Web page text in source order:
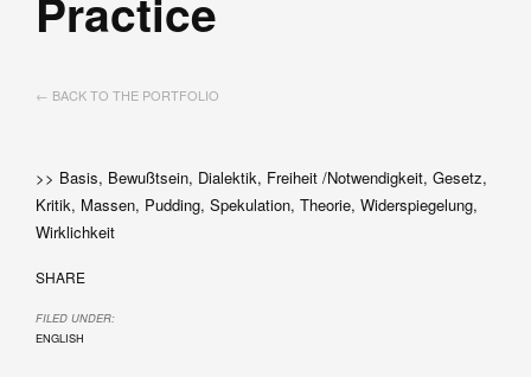
← BACK TO THE PORTFOLIO
>> Basis, Bewußtsein, Dialektik, Freiheit /Notwendigkeit, Gesetz,
Kritik, Massen, Pudding, Spekulation, Theorie, Widerspiegelung,
Wirklichkeit
SHARE
FILED UNDER:
ENGLISH